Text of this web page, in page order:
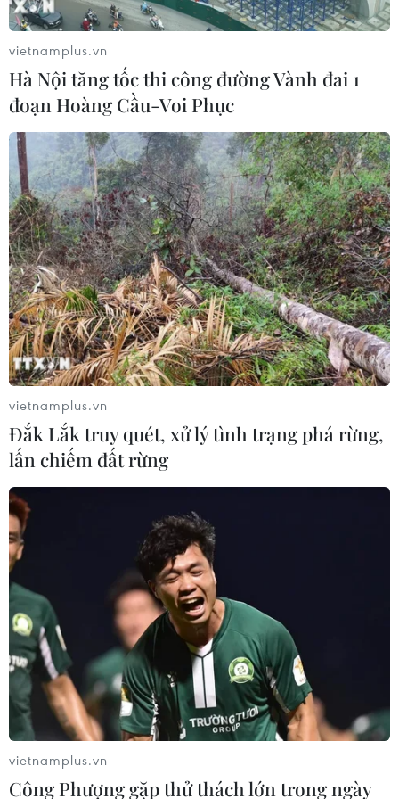
Giá vàng trong nước tăng mức cao nhất
trong khoảng hơn 1 năm
14/06/2019 08:43
Giá vàng trong nước tiếp nối đà tăng của phiên sáng
và đang tiến đến mốc 38 triệu đồng/lượng - mức cao
nhất trong khoảng hơn một năm trở lại đây.
Sau sự cố trên Vịnh Oman, giá dầu Brent
nới rộng đà tăng
14/06/2019 11:09
Giá dầu Brent nới rộng đà tăng, sau khi các vụ tấn công
vào hai tàu chở dầu trên Vịnh Oman làm dấy lên lo
ngại lượng dầu vận chuyển qua một trong những tuyến
đường huyết mạch của thế giới giảm sút.
vietnamplus.vn
Hà Nội tăng tốc thi công đường Vành đai 1
đoạn Hoàng Cầu-Voi Phục
vietnamplus.vn
Đắk Lắk truy quét, xử lý tình trạng phá rừng,
lấn chiếm đất rừng
vietnamplus.vn
Công Phượng gặp thử thách lớn trong ngày